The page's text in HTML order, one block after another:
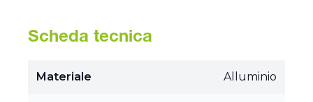
Scheda tecnica
Materiale Alluminio